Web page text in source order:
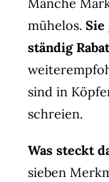
Manche
mühelos. Sie
ständig
sind in
schreien.
Was steckt
sieben